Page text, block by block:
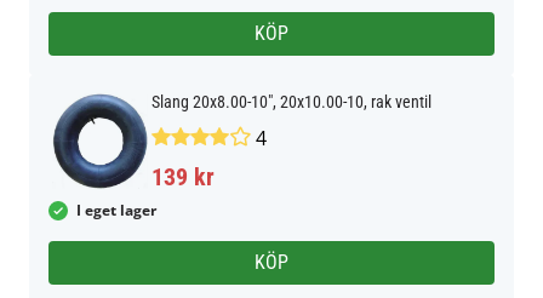
KÖP
Slang 20x8.00-10", 20x10.00-10, rak ventil
4
139 kr
I eget lager
KÖP